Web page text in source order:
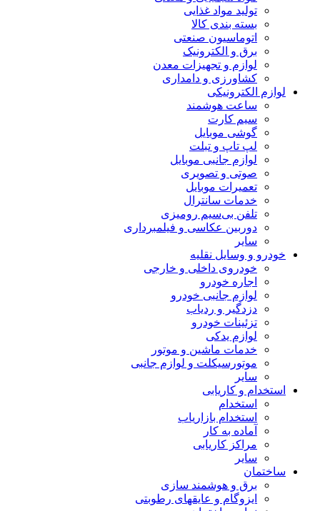
تولید مواد غذایی
بسته بندی کالا
اتوماسیون صنعتی
برق و الکترونیک
لوازم و تجهیزات معدن
کشاورزی و دامداری
لوازم الکترونیکی
ساعت هوشمند
سیم کارت
گوشی موبایل
لپ تاپ و تبلت
لوازم جانبی موبایل
صوتی و تصویری
تعمیرات موبایل
خدمات سانترال
تلفن بی‌سیم رومیزی
دوربین عکاسی و فیلمبرداری
سایر
خودرو و وسایل نقلیه
خودروی داخلی و خارجی
اجاره خودرو
لوازم جانبی خودرو
دزدگیر و ردیاب
تزئینات خودرو
لوازم یدکی
خدمات ماشین و موتور
موتورسیکلت و لوازم جانبی
سایر
استخدام و کاریابی
استخدام
استخدام بازاریاب
آماده به کار
مراکز کاریابی
سایر
ساختمان
برق و هوشمند سازی
ایزوگام و عایقهای رطوبتی